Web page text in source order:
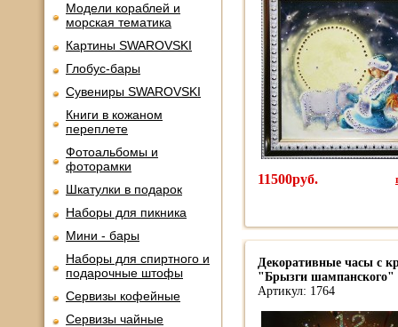
Модели кораблей и
морская тематика
Картины SWAROVSKI
Глобус-бары
Сувениры SWAROVSKI
Книги в кожаном
переплете
Фотоальбомы и
фоторамки
Шкатулки в подарок
Наборы для пикника
Мини - бары
Наборы для спиртного и
подарочные штофы
Сервизы кофейные
Сервизы чайные
11500руб.
Декоративные часы с
"Брызги шампанского"
Артикул: 1764